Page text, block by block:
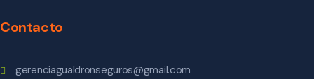
Contacto
gerenciagualdronseguros@gmail.com